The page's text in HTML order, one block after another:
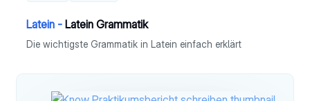
Latein - Latein Grammatik
Die wichtigste Grammatik in Latein einfach erklärt